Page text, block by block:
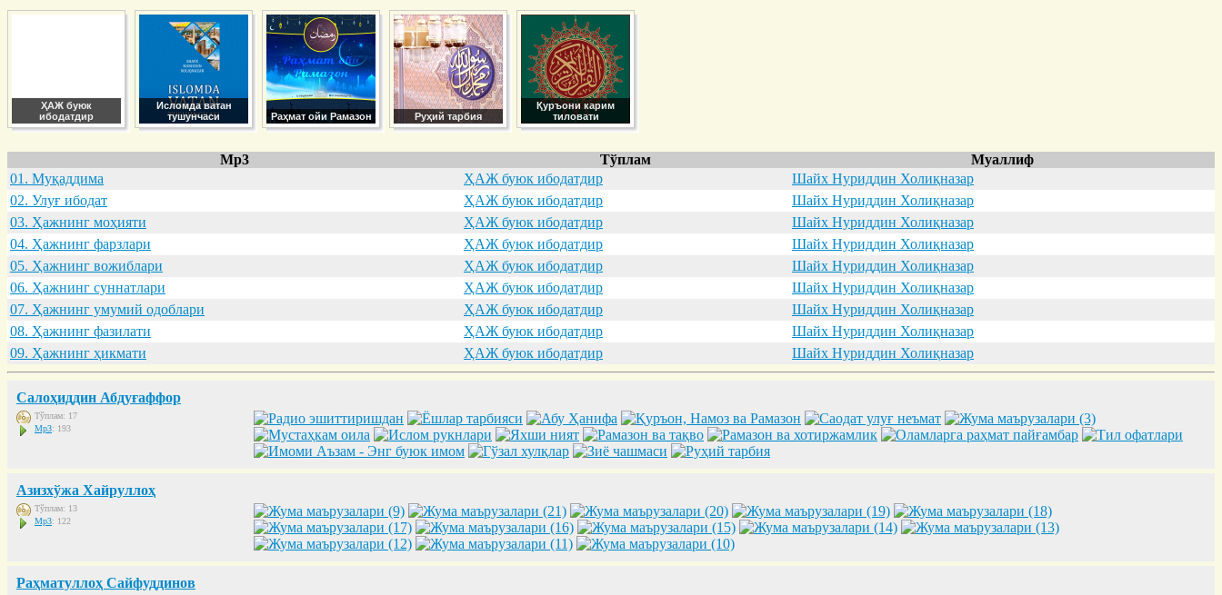
ҲАЖ буюк
ибодатдир
Исломда ватан
тушунчаси
Раҳмат ойи Рамазон Руҳий тарбия
Қуръони карим
тиловати
Mp3 Тўплам
Муаллиф
01. Муқaддимa
ҲАЖ буюк ибодатдир
Шайх Нуриддин Холиқназар
02. Улуғ ибодaт
ҲАЖ буюк ибодатдир
Шайх Нуриддин Холиқназар
03. Ҳaжнинг моҳияти
ҲАЖ буюк ибодатдир
Шайх Нуриддин Холиқназар
04. Ҳaжнинг фaрзлaри
ҲАЖ буюк ибодатдир
Шайх Нуриддин Холиқназар
05. Ҳaжнинг вожиблaри
ҲАЖ буюк ибодатдир
Шайх Нуриддин Холиқназар
06. Ҳaжнинг суннaтлaри
ҲАЖ буюк ибодатдир
Шайх Нуриддин Холиқназар
07. Ҳaжнинг умумий одоблaри
ҲАЖ буюк ибодатдир
Шайх Нуриддин Холиқназар
08. Ҳaжнинг фaзилaти
ҲАЖ буюк ибодатдир
Шайх Нуриддин Холиқназар
09. Ҳaжнинг ҳикмaти
ҲАЖ буюк ибодатдир Шайх Нуриддин Холиқназар
Салоҳиддин Абдуғаффор
Тўплам: 17
Mp3: 193
Азизхўжа Хайруллоҳ
Тўплам: 13
Mp3: 122
Раҳматуллоҳ Сайфуддинов